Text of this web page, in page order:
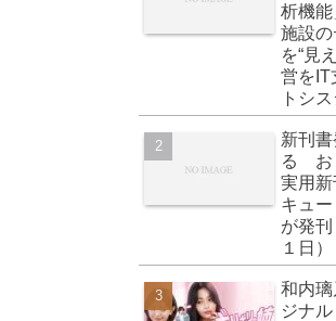
析機
施設
を“見
営をIT
トシ
新刊
る お
実用新
キュ
が発
１日）
和内璃
ジナ